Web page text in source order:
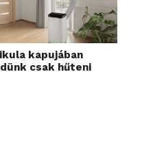
kapujában
csak hűteni